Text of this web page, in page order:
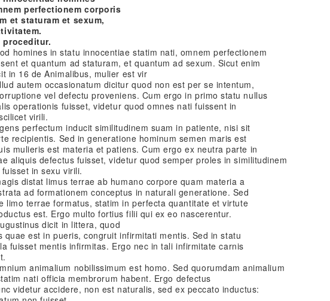
perfectionem corporis
et staturam et sexum,
proceditur.
homines in statu innocentiae statim nati, omnem perfectionem
et quantum ad staturam, et quantum ad sexum. Sicut enim
in 16 de Animalibus, mulier est vir
autem occasionatum dicitur quod non est per se intentum,
vel defectu proveniens. Cum ergo in primo statu nullus
operationis fuisset, videtur quod omnes nati fuissent in
virili.
perfectum inducit similitudinem suam in patiente, nisi sit
recipientis. Sed in generatione hominum semen maris est
mulieris est materia et patiens. Cum ergo ex neutra parte in
aliquis defectus fuisset, videtur quod semper proles in similitudinem
in sexu virili.
distat limus terrae ab humano corpore quam materia a
ad formationem conceptus in naturali generatione. Sed
limo terrae formatus, statim in perfecta quantitate et virtute
est. Ergo multo fortius filii qui ex eo nascerentur.
dicit in littera, quod
quae est in pueris, congruit infirmitati mentis. Sed in statu
fuisset mentis infirmitas. Ergo nec in tali infirmitate carnis
animalium nobilissimum est homo. Sed quorumdam animalium
nati officia membrorum habent. Ergo defectus
videtur accidere, non est naturalis, sed ex peccato inductus: